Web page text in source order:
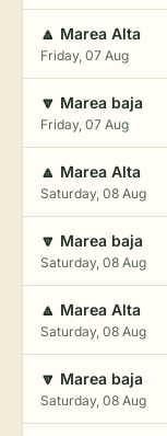
🔼 Marea Alta
Friday, 07 Aug
🔽 Marea baja
Friday, 07 Aug
🔼 Marea Alta
Saturday, 08 Aug
🔽 Marea baja
Saturday, 08 Aug
🔼 Marea Alta
Saturday, 08 Aug
🔽 Marea baja
Saturday, 08 Aug